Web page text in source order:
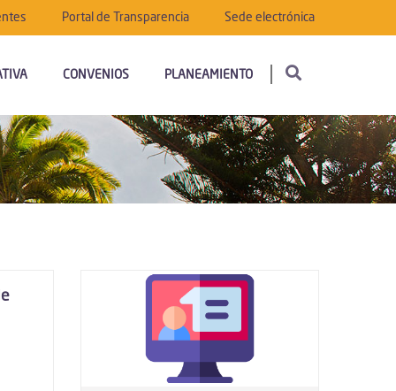
Portal de Transparencia Sede electrónica
CONVENIOS PLANEAMIENTO